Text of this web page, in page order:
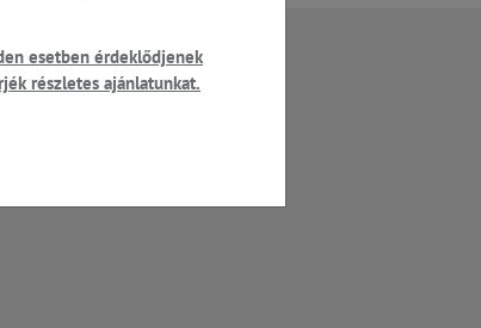
esetben érdeklődjenek
részletes ajánlatunkat.